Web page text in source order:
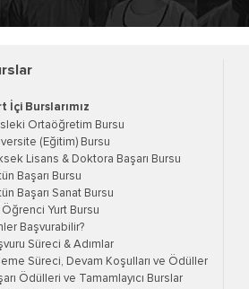
İçi Burslarımız
Ortaöğretim Bursu
(Eğitim) Bursu
Lisans & Doktora Başarı Bursu
Başarı Bursu
Başarı Sanat Bursu
Öğrenci Yurt Bursu
Başvurabilir?
Süreci & Adımlar
Süreci, Devam Koşulları ve Ödüller
Ödülleri ve Tamamlayıcı Burslar